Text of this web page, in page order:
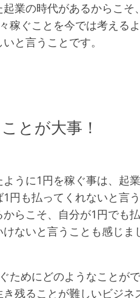
業の時代があるからこ
稼ぐことを今では考える
と言うことです。
とが大事！
うに1円を稼ぐ事は、起
円も払ってくれないと言
からこそ、自分が1円でも
ないと言うことも感じ
ためにどのようなことが
残ることが難しいビジ